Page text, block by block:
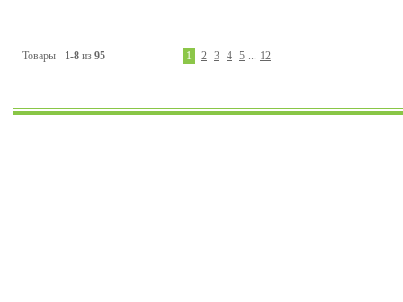
Товары 1-8 из 95 1 2 3 4 5 ... 12